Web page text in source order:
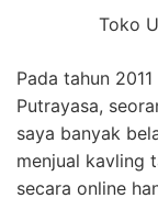
Toko
Pada tahun
Putrayasa,
saya banyak
menjual kavling
secara online